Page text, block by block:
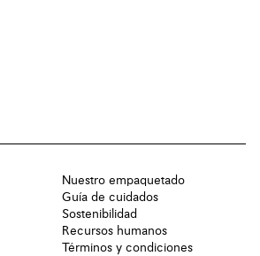
Nuestro empaquetado
Guía de cuidados
Sostenibilidad
Recursos humanos
Términos y condiciones